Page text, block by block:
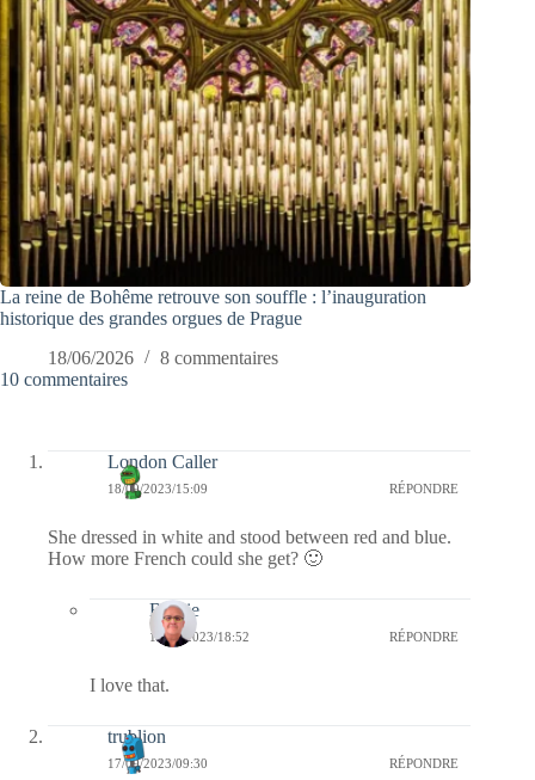
La reine de Bohême retrouve son souffle : l’inauguration
historique des grandes orgues de Prague
18/06/2026
8 commentaires
10 commentaires
London Caller
18/09/2023/15:09 RÉPONDRE
She dressed in white and stood between red and blue.
How more French could she get? 🙂
Bernie
18/09/2023/18:52 RÉPONDRE
I love that.
trublion
17/09/2023/09:30 RÉPONDRE